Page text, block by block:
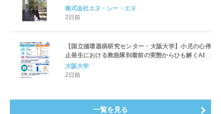
株式会社エヌ・シー・エヌ
2日前
【国立循環器病研究センター・大阪大学】小児の心停
止発生における救急隊到着前の実態からひも解くAED
パッド装着と良好な神経学的転帰との関連性
大阪大学
2日前
一覧を見る